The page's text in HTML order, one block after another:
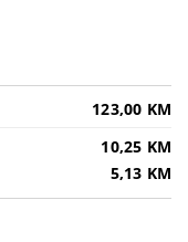
123,00 KM
10,25 KM
5,13 KM